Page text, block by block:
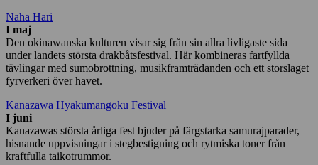
Naha Hari
I maj
Den okinawanska kulturen visar sig från sin allra livligaste sida
under landets största drakbåtsfestival. Här kombineras fartfyllda
tävlingar med sumobrottning, musikframträdanden och ett storslaget
fyrverkeri över havet.
Kanazawa Hyakumangoku Festival
I juni
Kanazawas största årliga fest bjuder på färgstarka samurajparader,
hisnande uppvisningar i stegbestigning och rytmiska toner från
kraftfulla taikotrummor.